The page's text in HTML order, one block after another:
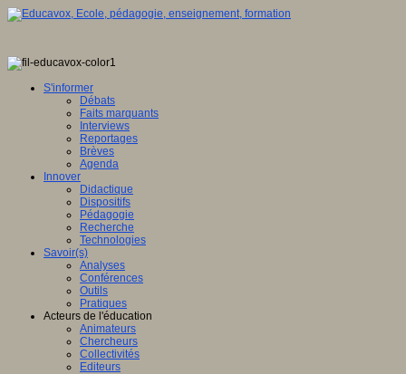
S'informer
Débats
Faits marquants
Interviews
Reportages
Brèves
Agenda
Innover
Didactique
Dispositifs
Pédagogie
Recherche
Technologies
Savoir(s)
Analyses
Conférences
Outils
Pratiques
Acteurs de l'éducation
Animateurs
Chercheurs
Collectivités
Editeurs